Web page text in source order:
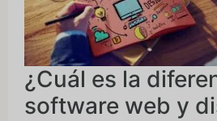
¿Cuál es la
software web y